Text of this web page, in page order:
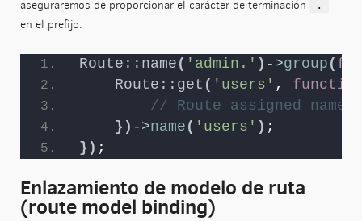
aseguraremos de proporcionar el carácter de terminación
.
en el prefijo:
Route::name ( 'admin.' ) ->group (
Route::get ( 'users' ,
// Route assigned name
}) ->name ( 'users' ) ;
}) ;
Enlazamiento de modelo de ruta
(route model binding)